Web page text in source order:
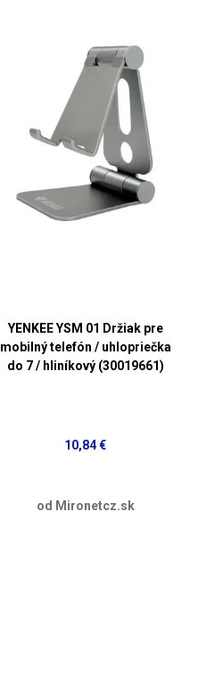
YENKEE YSM 01 Držiak pre
mobilný telefón / uhlopriečka
do 7 / hliníkový (30019661)
10,84 €
od Mironetcz.sk